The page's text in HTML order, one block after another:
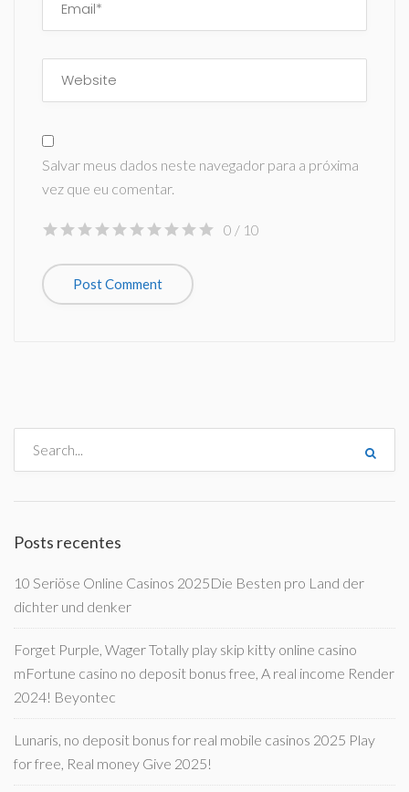
Salvar meus dados neste navegador para a próxima
vez que eu comentar.
0 / 10
Posts recentes
10 Seriöse Online Casinos 2025Die Besten pro Land der
dichter und denker
Forget Purple, Wager Totally play skip kitty online casino
mFortune casino no deposit bonus free, A real income Render
2024! Beyontec
Lunaris, no deposit bonus for real mobile casinos 2025 Play
for free, Real money Give 2025!